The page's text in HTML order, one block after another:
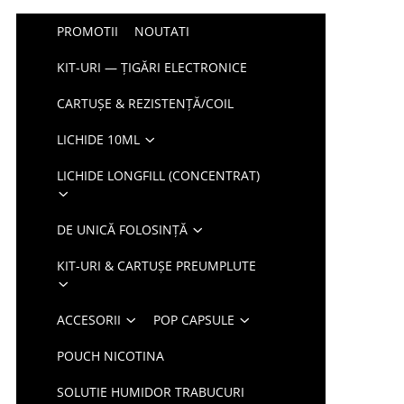
PROMOTII NOUTATI
KIT-URI — ȚIGĂRI ELECTRONICE
CARTUȘE & REZISTENȚĂ/COIL
LICHIDE 10ML
LICHIDE LONGFILL (CONCENTRAT)
DE UNICĂ FOLOSINȚĂ
KIT-URI & CARTUȘE PREUMPLUTE
ACCESORII POP CAPSULE
POUCH NICOTINA
SOLUTIE HUMIDOR TRABUCURI